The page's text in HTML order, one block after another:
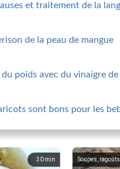
et traitement de la
de la peau de mangue
poids avec du vinaigre
sont bons pour les
30 min Soupes,